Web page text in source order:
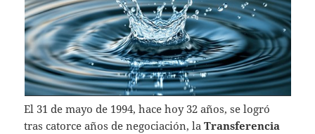
El 31 de mayo de 1994, hace hoy 32 años, se logró
tras catorce años de negociación, laTransferencia